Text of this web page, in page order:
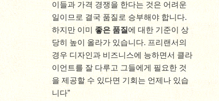
이들과 가격 경쟁을 한다는 것은 어려운
일이므로 결국 품질로 승부해야 합니다.
하지만 이미 좋은 품질 에 대한 기준이 상
당히 높이 올라가 있습니다. 프리랜서의
경우 디자인과 비즈니스에 능하면서 클라
이언트를 잘 다루고 그들에게 필요한 것
을 제공할 수 있다면 기회는 언제나 있습
니다”